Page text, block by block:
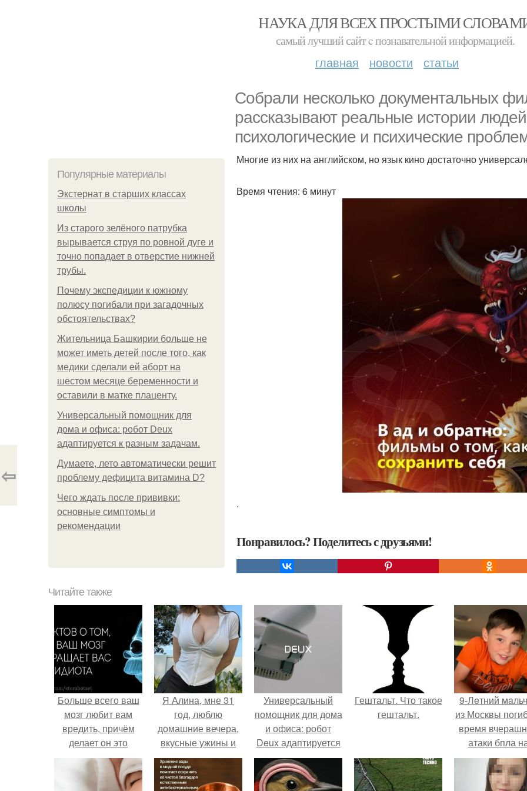
НАУКА ДЛЯ ВСЕХ ПРОСТЫМИ
самый лучший сайт c познавательной информацией.
главная новости статьи
Собрали несколько документальных
рассказывают реальные истории
психологические и психические
Популярные материалы
Экстернат в старших классах
школы
Из старого зелёного патрубка
вырывается струя по ровной дуге и
точно попадает в отверстие нижней
трубы.
Почему экспедиции к южному
полюсу погибали при загадочных
обстоятельствах?
Жительница Башкирии больше не
может иметь детей после того, как
медики сделали ей аборт на
шестом месяце беременности и
оставили в матке плаценту.
Универсальный помощник для
дома и офиса: робот Deux
адаптируется к разным задачам.
Думаете, лето автоматически решит
проблему дефицита витамина D?
Чего ждать после прививки:
основные симптомы и
рекомендации
Многие из них на английском, но язык кино достаточно
Время чтения: 6 минут
.
Понравилось? Поделитесь с друзьями!
⇦
Читайте также
Больше всего ваш
мозг любит вам
вредить, причём
делает он это
самыми разными
способами.
Я Алина, мне 31
год, люблю
домашние вечера,
вкусные ужины и
прогулки после
дождя.
Универсальный
помощник для дома
и офиса: робот
Deux адаптируется
к разным задачам.
Гештальт. Что такое
гештальт.
9-Лeтний
из Москвы
время
атаки бпла
пляже под